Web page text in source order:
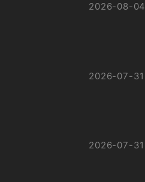
2026-08-04
2026-07-31
2026-07-31